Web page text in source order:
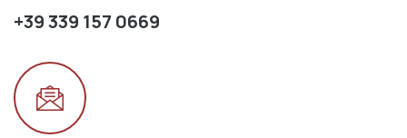
+39 339 157 0669